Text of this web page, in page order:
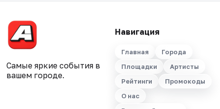
Самые яркие события в
вашем городе.
Навигация
Главная
Города
Площадки
Артисты
Рейтинги
Промокоды
О нас